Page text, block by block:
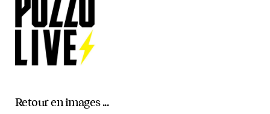
Retour en images ...